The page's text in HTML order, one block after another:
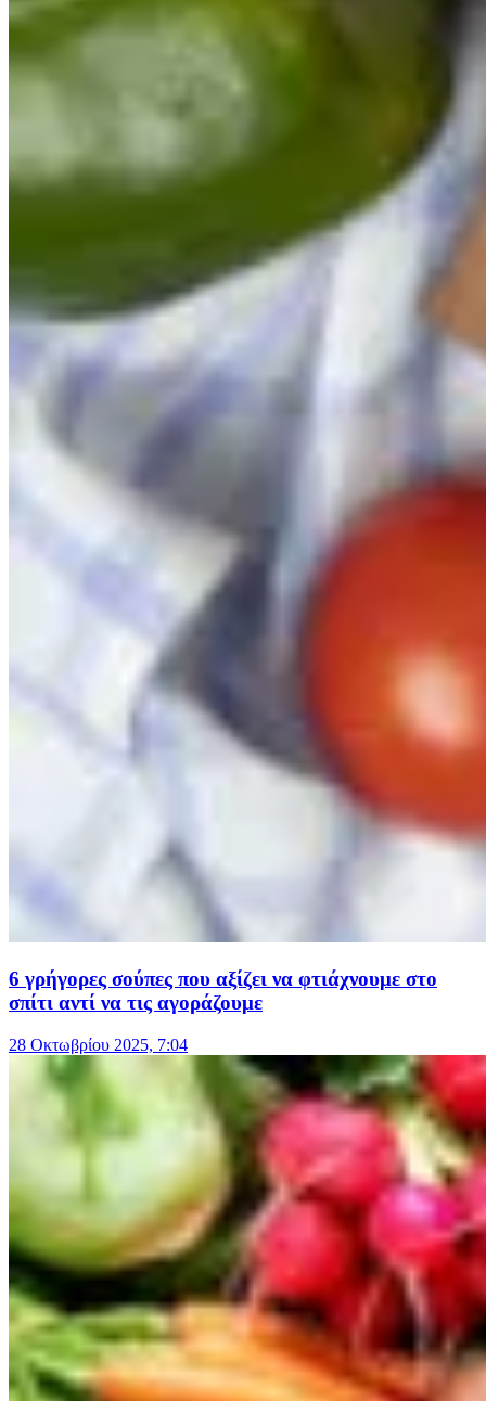
6 γρήγορες σούπες που αξίζει να φτιάχνουμε στο
σπίτι αντί να τις αγοράζουμε
28 Οκτωβρίου 2025, 7:04